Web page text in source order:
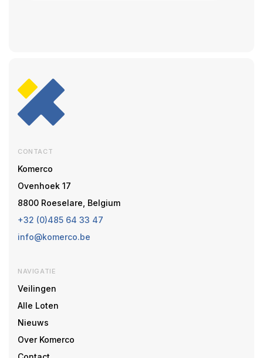
CONTACT
Komerco
Ovenhoek 17
8800 Roeselare, Belgium
+32 (0)485 64 33 47
info@komerco.be
NAVIGATIE
Veilingen
Alle Loten
Nieuws
Over Komerco